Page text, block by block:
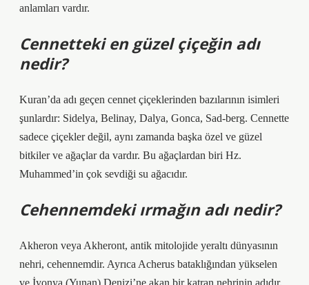
anlamları vardır.
Cennetteki en güzel çiçeğin adı
nedir?
Kuran’da adı geçen cennet çiçeklerinden bazılarının isimleri
şunlardır: Sidelya, Belinay, Dalya, Gonca, Sad-berg. Cennette
sadece çiçekler değil, aynı zamanda başka özel ve güzel
bitkiler ve ağaçlar da vardır. Bu ağaçlardan biri Hz.
Muhammed’in çok sevdiği su ağacıdır.
Cehennemdeki ırmağın adı nedir?
Akheron veya Akheront, antik mitolojide yeraltı dünyasının
nehri, cehennemdir. Ayrıca Acherus bataklığından yükselen
ve İyonya (Yunan) Denizi’ne akan bir katran nehrinin adıdır.